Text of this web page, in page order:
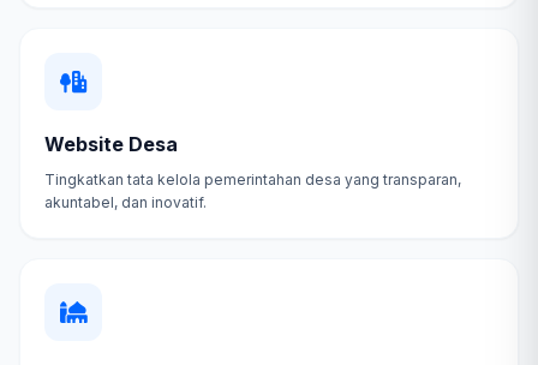
Website Desa
Tingkatkan tata kelola pemerintahan desa yang transparan,
akuntabel, dan inovatif.